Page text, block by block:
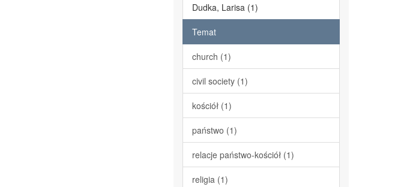
Dudka, Larisa (1)
Temat
church (1)
civil society (1)
kościół (1)
państwo (1)
relacje państwo-kościół (1)
religia (1)